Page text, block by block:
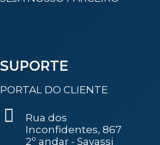
SUPORTE
PORTAL DO CLIENTE
Rua dos
Inconfidentes, 867
2º andar - Savassi